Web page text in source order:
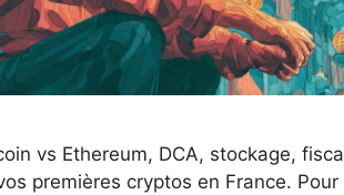
vs Ethereum, DCA, stockage,
premières cryptos en France.